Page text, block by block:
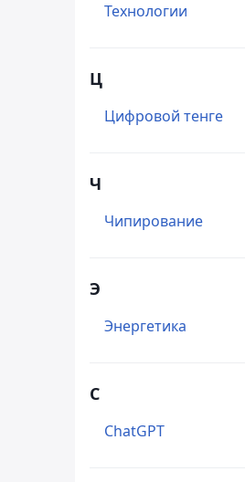
Технологии
Ц
Цифровой тенге
Ч
Чипирование
Э
Энергетика
C
ChatGPT